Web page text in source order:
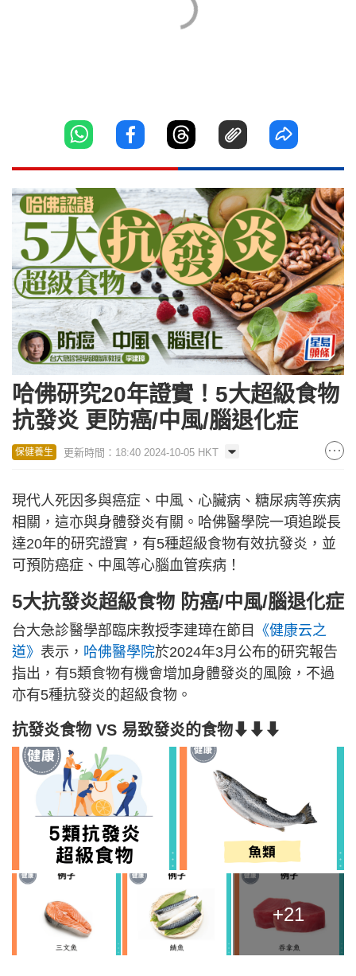
哈佛研究20年證實！5大超級食物
抗發炎 更防癌/中風/腦退化症
保健養生 更新時間：18:40 2024-10-05 HKT
現代人死因多與癌症、中風、心臟病、糖尿病等疾病
相關，這亦與身體發炎有關。哈佛醫學院一項追蹤長
達20年的研究證實，有5種超級食物有效抗發炎，並
可預防癌症、中風等心腦血管疾病！
5大抗發炎超級食物 防癌/中風/腦退化症
台大急診醫學部臨床教授李建璋在節目
《健康云之
道》 表示， 哈佛醫學院於2024年3月公布的研究報告
指出，有5類食物有機會增加身體發炎的風險，不過
亦有5種抗發炎的超級食物。
抗發炎食物 VS 易致發炎的食物⬇⬇⬇
+21